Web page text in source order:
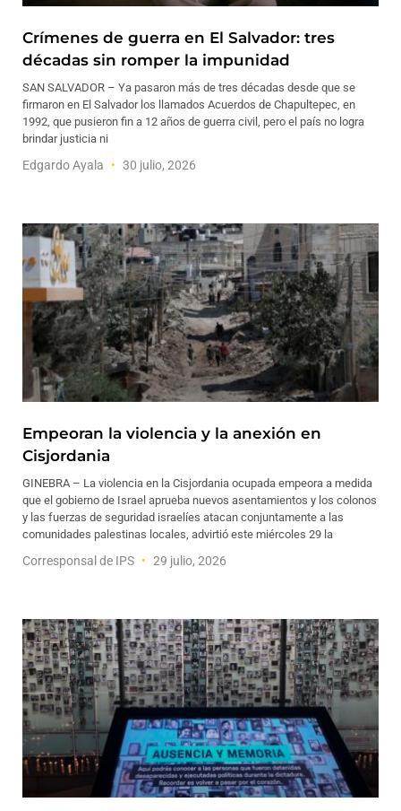
Crímenes de guerra en El Salvador: tres
décadas sin romper la impunidad
SAN SALVADOR – Ya pasaron más de tres décadas desde que se
firmaron en El Salvador los llamados Acuerdos de Chapultepec, en
1992, que pusieron fin a 12 años de guerra civil, pero el país no logra
brindar justicia ni
Edgardo Ayala 30 julio, 2026
Empeoran la violencia y la anexión en
Cisjordania
GINEBRA – La violencia en la Cisjordania ocupada empeora a medida
que el gobierno de Israel aprueba nuevos asentamientos y los colonos
y las fuerzas de seguridad israelíes atacan conjuntamente a las
comunidades palestinas locales, advirtió este miércoles 29 la
Corresponsal de IPS 29 julio, 2026